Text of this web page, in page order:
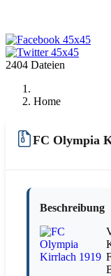
2404 Dateien
Home
FC Olympia
Beschreibung